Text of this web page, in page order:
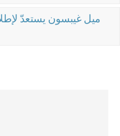
ميل غيبسون يستعدّ